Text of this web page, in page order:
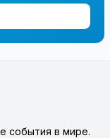
события в мире.